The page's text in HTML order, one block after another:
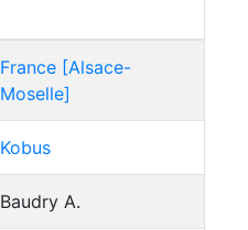
France [Alsace-
Moselle]
Kobus
Baudry A.